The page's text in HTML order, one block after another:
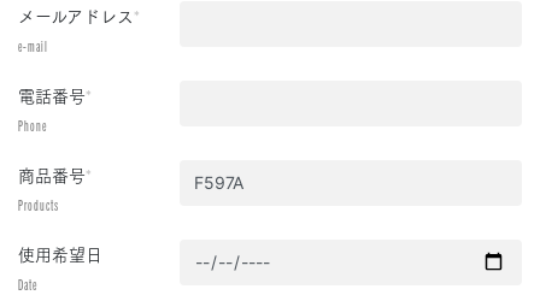
メールアドレス*
e-mail
電話番号*
Phone
商品番号*
Products
使用希望日
Date